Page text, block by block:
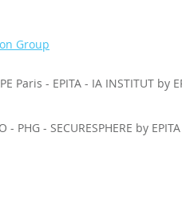
Group
Paris - EPITA - IA INSTITUT by
- PHG- SECURESPHERE by EPITA